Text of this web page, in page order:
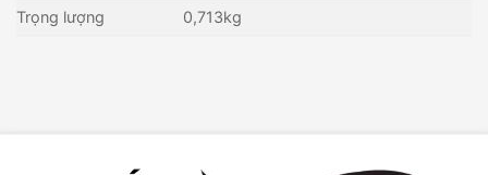
Trọng lượng
0,713kg